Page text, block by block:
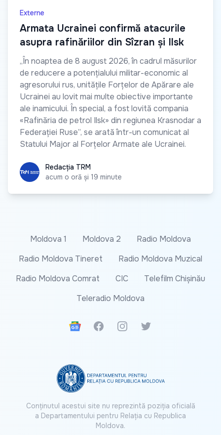
Externe
Armata Ucrainei confirmă atacurile
asupra rafinăriilor din Sîzran și Ilsk
„În noaptea de 8 august 2026, în cadrul măsurilor
de reducere a potențialului militar-economic al
agresorului rus, unitățile Forțelor de Apărare ale
Ucrainei au lovit mai multe obiective importante
ale inamicului. În special, a fost lovită compania
«Rafinăria de petrol Ilsk» din regiunea Krasnodar a
Federației Ruse”, se arată într-un comunicat al
Statului Major al Forțelor Armate ale Ucrainei.
Redacția TRM
Redacția TRM
acum o oră și 19 minute
Moldova 1 Moldova 2
Radio Moldova
Radio Moldova Tineret
Radio Moldova Muzical
Radio Moldova Comrat
CIC
Telefilm Chișinău
Teleradio Moldova
Google News
FacebookInstagramTwitter
Conținutul acestui site nu reprezintă poziția oficială
a Departamentului pentru Relația cu Republica
Moldova.